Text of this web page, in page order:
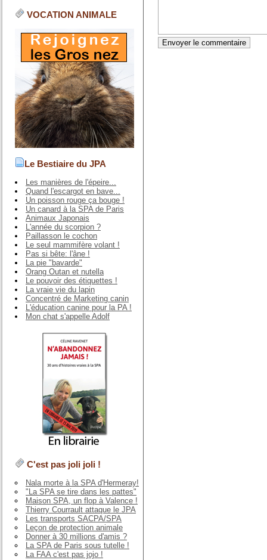
VOCATION ANIMALE
Le Bestiaire du JPA
Les manières de l'épeire...
Quand l'escargot en bave...
Un poisson rouge ça bouge !
Un canard à la SPA de Paris
Animaux Japonais
L'année du scorpion ?
Paillasson le cochon
Le seul mammifère volant !
Pas si bête: l'âne !
La pie "bavarde"
Orang Outan et nutella
Le pouvoir des étiquettes !
La vraie vie du lapin
Concentré de Marketing canin
L'éducation canine pour la PA !
Mon chat s'appelle Adolf
C'est pas joli joli !
Nala morte à la SPA d'Hermeray!
"La SPA se tire dans les pattes"
Maison SPA, un flop à Valence !
Thierry Courrault attaque le JPA
Les transports SACPA/SPA
Leçon de protection animale
Donner à 30 millions d'amis ?
La SPA de Paris sous tutelle !
La FAA c'est pas jojo !